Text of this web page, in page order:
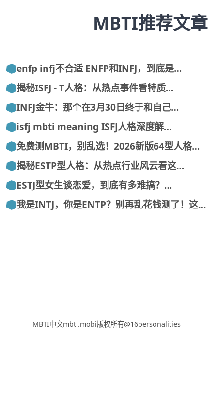
MBTI推荐文章
enfp infj不合适 ENFP和INFJ，到底是…
揭秘ISFJ - T人格：从热点事件看特质…
INFJ金牛：那个在3月30日终于和自己…
isfj mbti meaning ISFJ人格深度解…
免费测MBTI，别乱选！2026新版64型人格…
揭秘ESTP型人格：从热点行业风云看这…
ESTJ型女生谈恋爱，到底有多难搞？…
我是INTJ，你是ENTP？别再乱花钱测了！这…
MBTI中文mbti.mobi版权所有@16personalities